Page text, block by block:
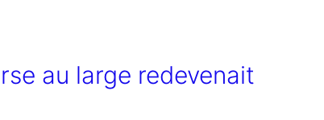
au large redevenait